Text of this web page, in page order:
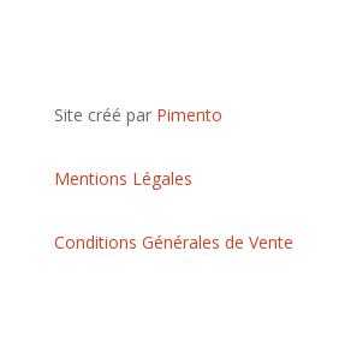
Site créé par Pimento
Mentions Légales
Conditions Générales de Vente